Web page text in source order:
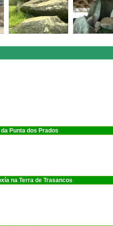
da Punta
na Terra de